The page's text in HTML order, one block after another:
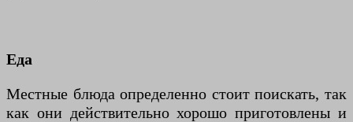
Еда
Местные блюда определенно стоит поискать, так
как они действительно хорошо приготовлены и